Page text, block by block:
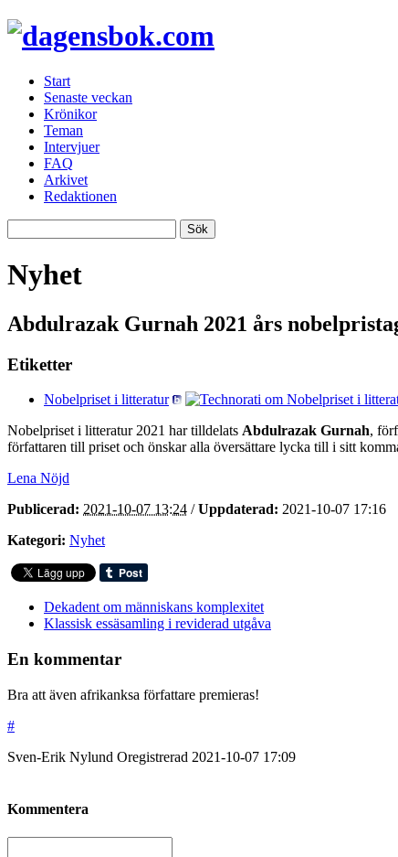
Start
Senaste veckan
Krönikor
Teman
Intervjuer
FAQ
Arkivet
Redaktionen
Nyhet
Abdulrazak Gurnah 2021 års
Etiketter
Nobelpriset i litteratur
Nobelpriset i litteratur 2021 har tilldelats Abdulrazak Gurnah,
författaren till priset och önskar alla översättare lycka till i sitt
Lena Nöjd
Publicerad: 2021-10-07 13:24 /Uppdaterad: 2021-10-07 17:16
Kategori: Nyhet
Dekadent om människans komplexitet
Klassisk essäsamling i reviderad utgåva
En kommentar
Bra att även afrikanksa författare premieras!
#
Sven-Erik Nylund Oregistrerad 2021-10-07 17:09
Kommentera